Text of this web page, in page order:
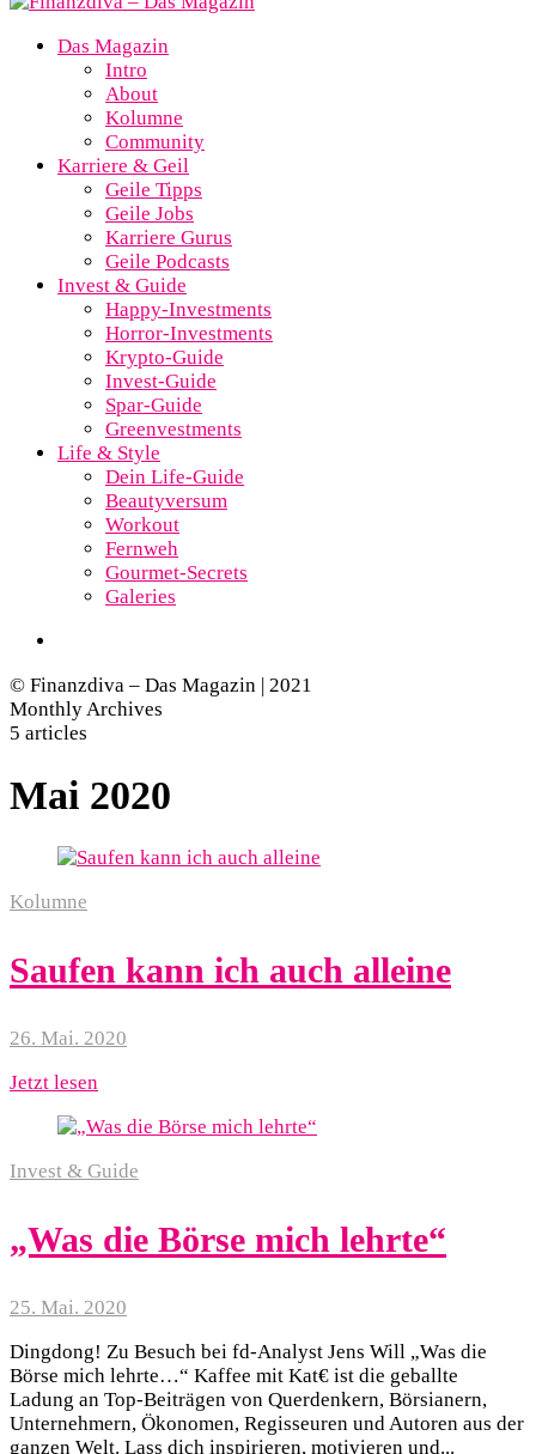
Das Magazin
Intro
About
Kolumne
Community
Karriere & Geil
Geile Tipps
Geile Jobs
Karriere Gurus
Geile Podcasts
Invest & Guide
Happy-Investments
Horror-Investments
Krypto-Guide
Invest-Guide
Spar-Guide
Greenvestments
Life & Style
Dein Life-Guide
Beautyversum
Workout
Fernweh
Gourmet-Secrets
Galeries
© Finanzdiva – Das Magazin | 2021
Monthly Archives
5 articles
Mai 2020
Kolumne
Saufen kann ich auch alleine
26. Mai. 2020
Jetzt lesen
Invest & Guide
„Was die Börse mich lehrte“
25. Mai. 2020
Dingdong! Zu Besuch bei fd-Analyst Jens Will „Was die
Börse mich lehrte…“ Kaffee mit Kat€ ist die geballte
Ladung an Top-Beiträgen von Querdenkern, Börsianern,
Unternehmern, Ökonomen, Regisseuren und Autoren aus der
ganzen Welt. Lass dich inspirieren, motivieren und...